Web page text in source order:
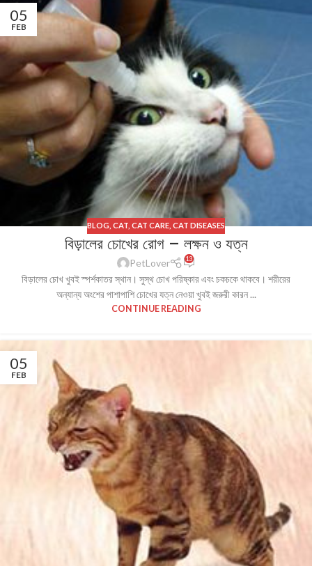
05
FEB
BLOG CAT CAT CARE CAT DISEASES
বিড়ালের চোখের রোগ – লক্ষন ও যত্ন
PetLover 13
বিড়ালের চোখ খুবই স্পর্শকাতর স্থান। সুস্থ চোখ পরিষ্কার এবং চকচকে থাকবে। শরীরের
অন্যান্য অংশের পাশাপাশি চোখের যত্ন নেওয়া খুবই জরুরী কারন ...
CONTINUE READING
05
FEB